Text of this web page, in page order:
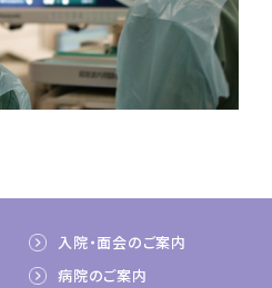
入院・面会のご案内
病院のご案内